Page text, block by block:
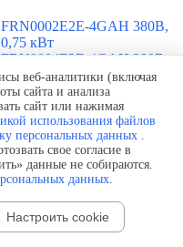
FRN0002E2E-4GAH 380В,
0,75 кВт
FRN0004E2E-4GAH 380В,
1,5 кВт
FRN0006E2E-4GAH 380В,
2,2 кВт
FRN0007E2E-4GAH 380В,
3 кВт
FRN0012E2E-4GAH 380В,
5,5 кВт
FRN0022E2E-4EH 380В, 11
кВт
FRN0029E2E-4EH 380В, 15
веб-аналитики (включая
сайта и анализа
сайт или нажимая
использования файлов
персональных данных .
свое согласие в
данные не собираются.
данных.
Настроить cookie